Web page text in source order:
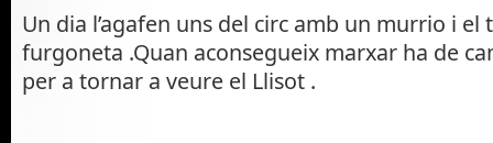
Un dia l’agafen uns del circ amb un murrio i el
furgoneta .Quan aconsegueix marxar ha de
per a tornar a veure el Llisot .